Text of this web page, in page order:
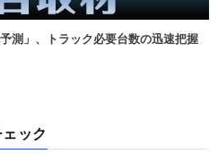
測」、トラック必要台数の迅速把握
ェック